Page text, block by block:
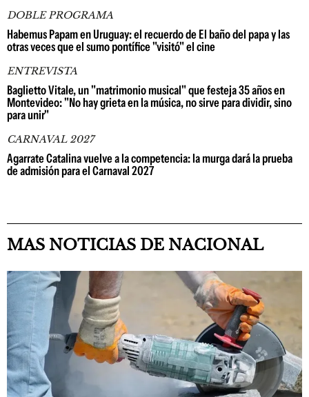
DOBLE PROGRAMA
Habemus Papam en Uruguay: el recuerdo de El baño del papa y las
otras veces que el sumo pontífice "visitó" el cine
ENTREVISTA
Baglietto Vitale, un "matrimonio musical" que festeja 35 años en
Montevideo: "No hay grieta en la música, no sirve para dividir, sino
para unir"
CARNAVAL 2027
Agarrate Catalina vuelve a la competencia: la murga dará la prueba
de admisión para el Carnaval 2027
MAS NOTICIAS DE NACIONAL